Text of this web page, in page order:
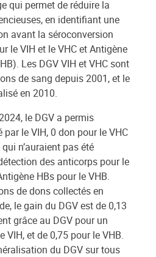
qui permet de réduire la
en identifiant une
avant la séroconversion
le VIH et le VHC et Antigène
Les DGV VIH et VHC sont
de sang depuis 2001, et le
en 2010.
le DGV a permis
par le VIH, 0 don pour le VHC
n’auraient pas été
des anticorps pour le
HBs pour le VHB.
de dons collectés en
le gain du DGV est de 0,13
grâce au DGV pour un
VIH, et de 0,75 pour le VHB.
du DGV sur tous